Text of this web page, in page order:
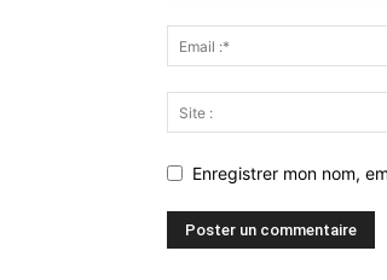
Enregistrer mon nom,